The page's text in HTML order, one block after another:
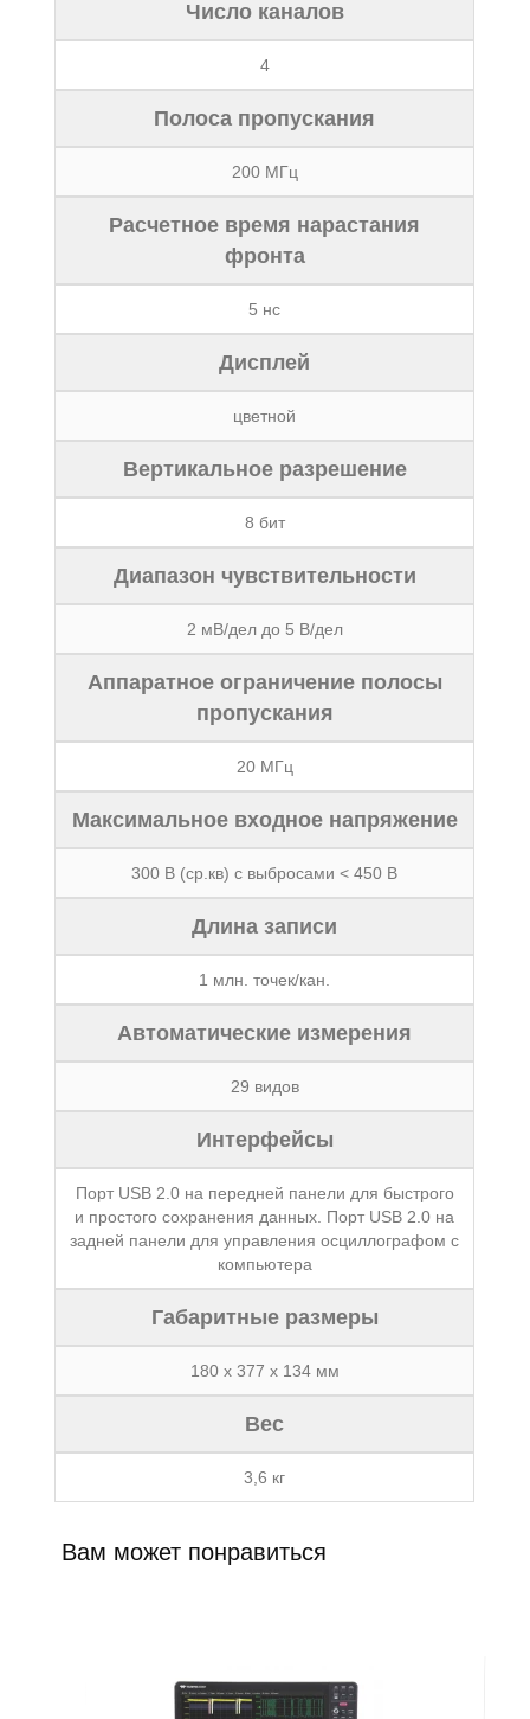
Число каналов
4
Полоса пропускания
200 MГц
Расчетное время нарастания
фронта
5 нс
Дисплей
цветной
Вертикальное разрешение
8 бит
Диапазон чувствительности
2 мВ/дел до 5 В/дел
Аппаратное ограничение полосы
пропускания
20 МГц
Максимальное входное напряжение
300 В (ср.кв) с выбросами < 450 В
Длина записи
1 млн. точек/кан.
Автоматические измерения
29 видов
Интерфейсы
Порт USB 2.0 на передней панели для быстрого
и простого сохранения данных. Порт USB 2.0 на
задней панели для управления осциллографом с
компьютера
Габаритные размеры
180 x 377 x 134 мм
Вес
3,6 кг
Вам может понравиться